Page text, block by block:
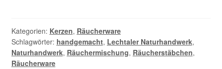
Kategorien: Kerzen, Räucherware
Schlagwörter: handgemacht, Lechtaler Naturhandwerk,
Naturhandwerk, Räuchermischung, Räucherstäbchen,
Räucherware